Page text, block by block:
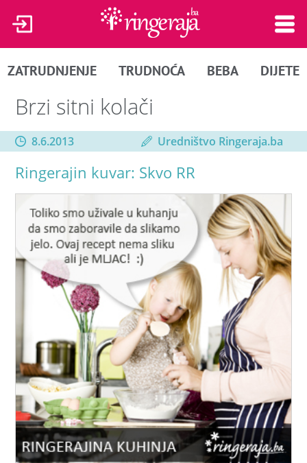
ZATRUDNJENJE TRUDNOĆA BEBA DIJETE
Brzi sitni kolači
8.6.2013 Uredništvo Ringeraja.ba
Ringerajin kuvar: Skvo RR